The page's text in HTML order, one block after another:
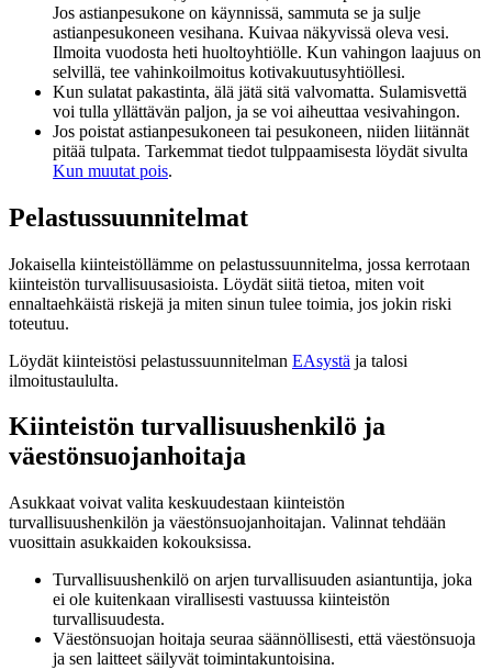
Jos astianpesukone on käynnissä, sammuta se ja sulje
astianpesukoneen vesihana. Kuivaa näkyvissä oleva vesi.
Ilmoita vuodosta heti huoltoyhtiölle. Kun vahingon laajuus on
selvillä, tee vahinkoilmoitus kotivakuutusyhtiöllesi.
Kun sulatat pakastinta, älä jätä sitä valvomatta. Sulamisvettä
voi tulla yllättävän paljon, ja se voi aiheuttaa vesivahingon.
Jos poistat astianpesukoneen tai pesukoneen, niiden liitännät
pitää tulpata. Tarkemmat tiedot tulppaamisesta löydät sivulta
Kun muutat pois.
Pelastussuunnitelmat
Jokaisella kiinteistöllämme on pelastussuunnitelma, jossa kerrotaan
kiinteistön turvallisuusasioista. Löydät siitä tietoa, miten voit
ennaltaehkäistä riskejä ja miten sinun tulee toimia, jos jokin riski
toteutuu.
Löydät kiinteistösi pelastussuunnitelman EAsystä ja talosi
ilmoitustaululta.
Kiinteistön turvallisuushenkilö ja
väestönsuojanhoitaja
Asukkaat voivat valita keskuudestaan kiinteistön
turvallisuushenkilön ja väestönsuojanhoitajan. Valinnat tehdään
vuosittain asukkaiden kokouksissa.
Turvallisuushenkilö on arjen turvallisuuden asiantuntija, joka
ei ole kuitenkaan virallisesti vastuussa kiinteistön
turvallisuudesta.
Väestönsuojan hoitaja seuraa säännöllisesti, että väestönsuoja
ja sen laitteet säilyvät toimintakuntoisina.